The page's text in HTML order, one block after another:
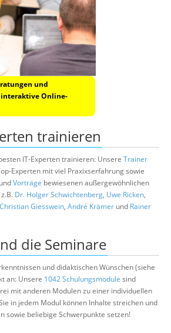
und
interaktive Online-
trainieren
IT-Experten trainieren: Unsere Trainer
Experten mit viel Praxixserfahrung sowie
undVorträge bewiesenen außergewöhnlichen
Dr. Holger Schwichtenberg, Uwe Ricken,
Christian Giesswein, André Krämer und Rainer
die Seminare
und didaktischen Wünschen (siehe
an: Unsere 1042 Schulungsmodule sind
mit anderen Modulen zu einer individuellen
in jedem Modul können Inhalte streichen und
sowie beliebige Schwerpunkte setzen!